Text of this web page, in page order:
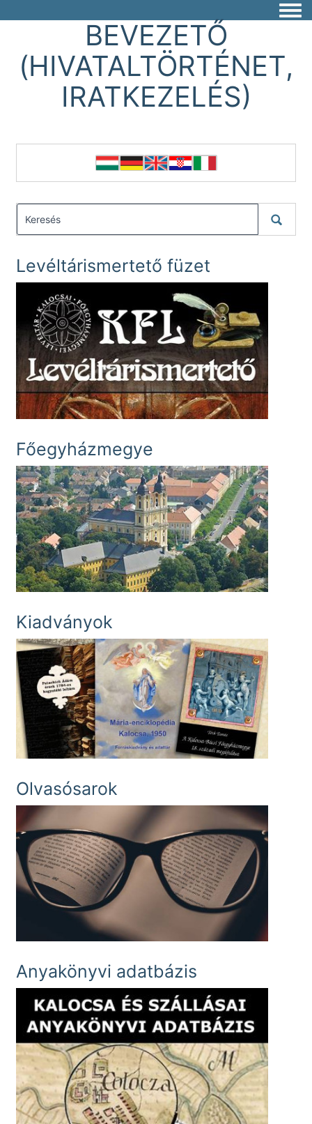
BEVEZETŐ
(HIVATALTÖRTÉNET,
IRATKEZELÉS)
Levéltárismertető füzet
Főegyházmegye
Kiadványok
Olvasósarok
Anyakönyvi adatbázis